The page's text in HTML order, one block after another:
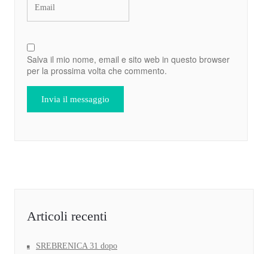
Salva il mio nome, email e sito web in questo browser
per la prossima volta che commento.
Articoli recenti
SREBRENICA 31 dopo